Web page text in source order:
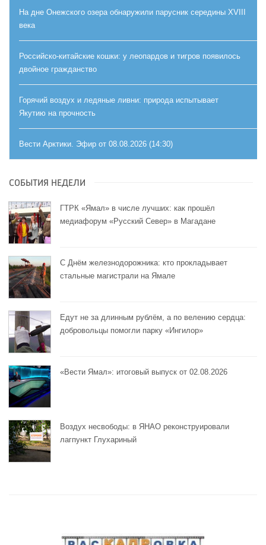
На дне Онежского озера обнаружили парусник середины XVIII
века
Российско-китайские кошки: у леопардов и тигров появилось
двойное гражданство
Горячий воздух и ледяные ливни: природа испытывает
Якутию на прочность
Вести Арктики. Эфир от 08.08.2026 (14:30)
СОБЫТИЯ НЕДЕЛИ
ГТРК «Ямал» в числе лучших: как прошёл
медиафорум «Русский Север» в Магадане
С Днём железнодорожника: кто прокладывает
стальные магистрали на Ямале
Едут не за длинным рублём, а по велению сердца:
добровольцы помогли парку «Ингилор»
«Вести Ямал»: итоговый выпуск от 02.08.2026
Воздух несвободы: в ЯНАО реконструировали
лагпункт Глухариный